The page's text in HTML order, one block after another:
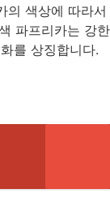
의 색상에 따라서
파프리카는 강한
를 상징합니다.